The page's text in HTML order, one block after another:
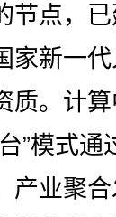
节点，
家新一
质。计
”模式
产业聚